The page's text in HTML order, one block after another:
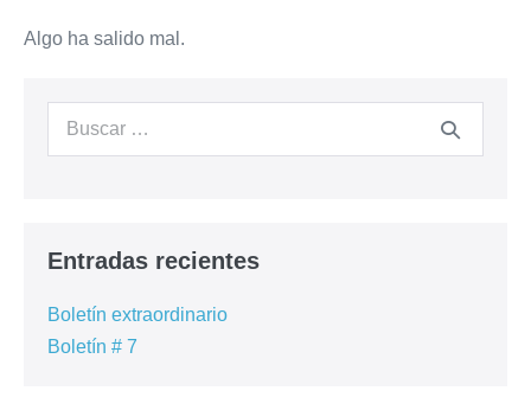
Algo ha salido mal.
Entradas recientes
Boletín extraordinario
Boletín # 7